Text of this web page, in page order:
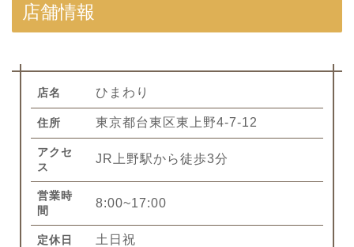
店舗情報
店名 ひまわり
住所 東京都台東区東上野4-7-12
アクセ
ス
JR上野駅から徒歩3分
営業時
間
8:00~17:00
定休日 土日祝